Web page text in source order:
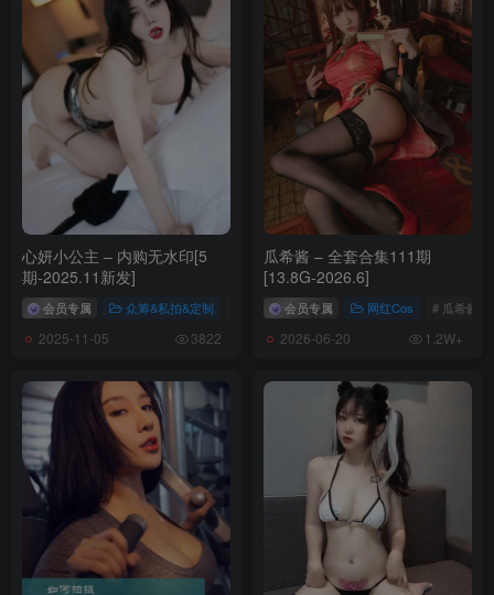
心妍小公主 – 内购无水印[5
期-2025.11新发]
会员专属 众筹&私拍&定制 # 心妍小公主
2025-11-05 3822
瓜希酱 – 全套合集111期
[13.8G-2026.6]
会员专属 网红Cos # 瓜希酱
2026-06-20 1.2W+